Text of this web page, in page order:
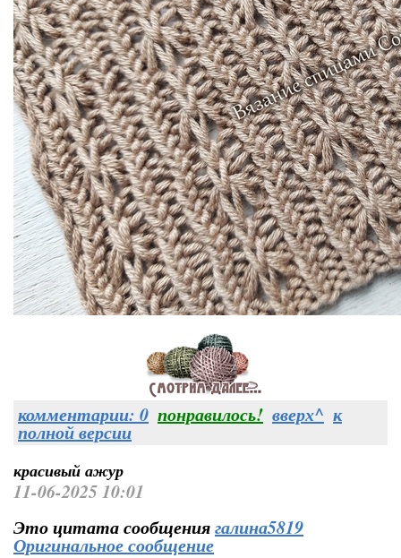
комментарии: 0 понравилось! вверх^ к
полной версии
красивый ажур
11-06-2025 10:01
Это цитата сообщениягалина5819
Оригинальное сообщение